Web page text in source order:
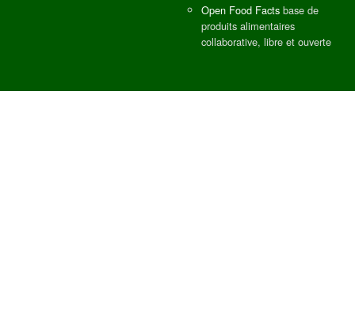
Open Food Facts base de
produits alimentaires
collaborative, libre et ouverte